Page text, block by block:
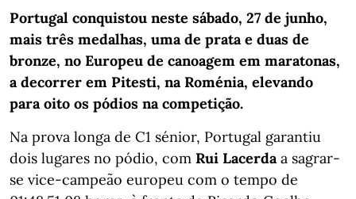
Portugal conquistou neste sábado, 27 de junho,
mais três medalhas, uma de prata e duas de
bronze, no Europeu de canoagem em maratonas,
a decorrer em Pitesti, na Roménia, elevando
para oito os pódios na competição.
Na prova longa de C1 sénior, Portugal garantiu
dois lugares no pódio, com Rui Lacerda a sagrar-
se vice-campeão europeu com o tempo de